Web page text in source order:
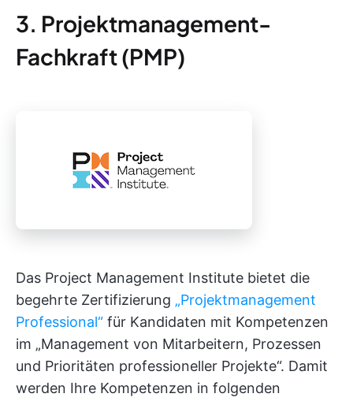
3. Projektmanagement-
Fachkraft (PMP)
Das Project Management Institute bietet die
begehrte Zertifizierung „Projektmanagement
Professional“ für Kandidaten mit Kompetenzen
im „Management von Mitarbeitern, Prozessen
und Prioritäten professioneller Projekte“. Damit
werden Ihre Kompetenzen in folgenden